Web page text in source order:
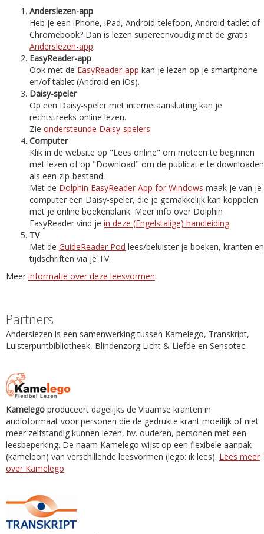
Anderslezen-app
Heb je een iPhone, iPad, Android-telefoon, Android-tablet of
Chromebook? Dan is lezen supereenvoudig met de gratis
Anderslezen-app.
EasyReader-app
Ook met de EasyReader-app kan je lezen op je smartphone
en/of tablet (Android en iOs).
Daisy-speler
Op een Daisy-speler met internetaansluiting kan je
rechtstreeks online lezen.
Zie ondersteunde Daisy-spelers
Computer
Klik in de website op "Lees online" om meteen te beginnen
met lezen of op "Download" om de publicatie te downloaden
als een zip-bestand.
Met de Dolphin EasyReader App for Windows maak je van je
computer een Daisy-speler, die je gemakkelijk kan koppelen
met je online boekenplank. Meer info over Dolphin
EasyReader vind je in deze (Engelstalige) handleiding
TV
Met de GuideReader Pod lees/beluister je boeken, kranten en
tijdschriften via je TV.
Meer informatie over deze leesvormen.
Partners
Anderslezen is een samenwerking tussen Kamelego, Transkript,
Luisterpuntbibliotheek, Blindenzorg Licht & Liefde en Sensotec.
Kamelego produceert dagelijks de Vlaamse kranten in
audioformaat voor personen die de gedrukte krant moeilijk of niet
meer zelfstandig kunnen lezen, bv. ouderen, personen met een
leesbeperking. De naam Kamelego wijst op een flexibele aanpak
(kameleon) van verschillende leesvormen (lego: ik lees). Lees meer
over Kamelego